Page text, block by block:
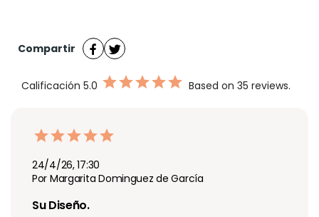
Compartir
Calificación 5.0 Based on 35 reviews.
24/4/26, 17:30
Por Margarita Dominguez de García
Su Diseño.